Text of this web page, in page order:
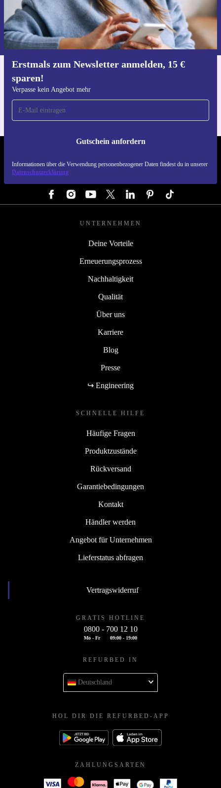
Erstmals zum Newsletter anmelden, 15 €
sparen!
Verpasse kein Angebot mehr
Gutschein anfordern
Informationen über die Verwendung personenbezogener Daten findest du in unserer
Datenschutzerklärung
Gutschein anfordern
Informationen über die Verwendung personenbezogener Daten findest
du in unsererDatenschutzerklärung.
Für iOS und Android
UNTERNEHMEN
Deine Vorteile
Erneuerungsprozess
Nachhaltigkeit
Qualität
Über uns
Karriere
Blog
Presse
↪ Engineering
SCHNELLE HILFE
Häufige Fragen
Produktzustände
Rückversand
Garantiebedingungen
Kontakt
Händler werden
Angebot für Unternehmen
Lieferstatus abfragen
Vertragswiderruf
GRATIS HOTLINE
0800 - 700 12 10
Mo - Fr 09:00 - 19:00
REFURBED IN
Deutschland
HOL DIR DIE REFURBED-APP
ZAHLUNGSARTEN